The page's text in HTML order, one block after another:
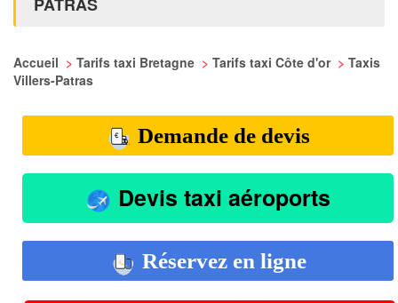
Accueil > Tarifs taxi Bretagne > Tarifs taxi Côte d'or > Taxis
Villers-Patras
Demande de devis
Devis taxi aéroports
Réservez en ligne